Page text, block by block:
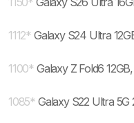
1112* Galaxy S24 Ultra
1100* Galaxy Z Fold6
1085* Galaxy S22 Ultra 5G